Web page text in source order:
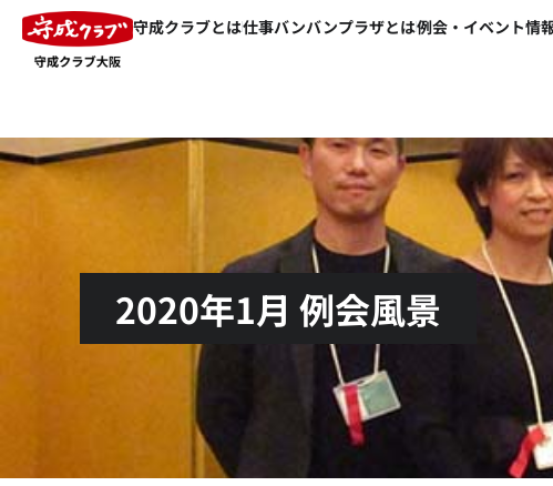
守成クラブとは仕事バンバンプラザとは例会・イベント情
2020年1月 例会風景